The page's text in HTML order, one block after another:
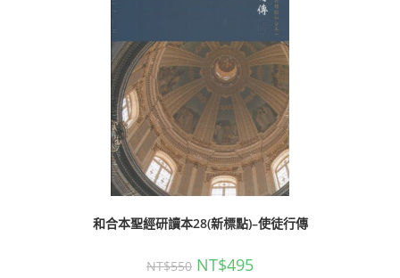
和合本聖經研讀本28(新標點)–使徒行傳
NT$550 NT$495